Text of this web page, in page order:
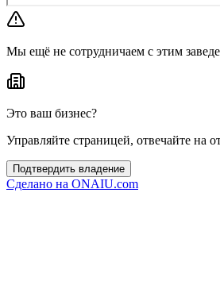
Мы ещё не сотрудничаем с этим
Это ваш бизнес?
Управляйте страницей, отвечайте на
Подтвердить владение
Сделано на ONAIU.com